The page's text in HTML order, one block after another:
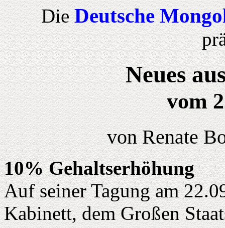
DieDeutsche
Neues
vom
von Renate
10% Gehaltserhöhung
Auf seiner Tagung am
Kabinett, dem Großen